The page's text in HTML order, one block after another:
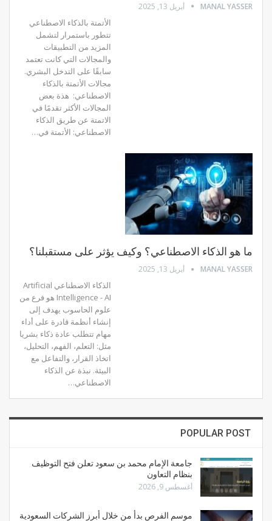
MANAL YASSER أبريل 13, 2025
الأتمتة بالذكاء الاصطناعي
تتطور باستمرار لتشمل
المزيد من التطبيقات
والمجالات التي كانت تعتمد
سابقًا على التدخل البشري.
مجالات الأتمتة بالذكاء
الاصطناعي: هذة بعض
المجالات الأكثر تقدمًا في
الاتمتة عن طريق الذكاء
الاصطناعي: الأتمتة في…
ما هو الذكاء الاصطناعي؟ وكيف يؤثر على مستقبلنا؟
MANAL YASSER أبريل 13, 2025
الذكاء الاصطناعي Artificial
Intelligence - AI هو فرع من
علوم الحاسوب يهدف إلى
إنشاء أنظمة قادرة على أداء
مهام تتطلب عادة ذكاء بشريا
مثل: التعلم، الفهم، التحليل،
اتخاذ القرار، والتفاعل مع
البيئة. نبذة عن الذكاء
الاصطناعي…
POPULAR POST
جامعة الإمام محمد بن سعود تعلن فتح التوظيف
بنظام التعاون
أغسطس 9, 2026
موسم الفرص بدأ من خلال أبرز الشركات السعودية